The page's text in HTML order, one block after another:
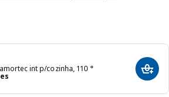
int p/cozinha, 110 °